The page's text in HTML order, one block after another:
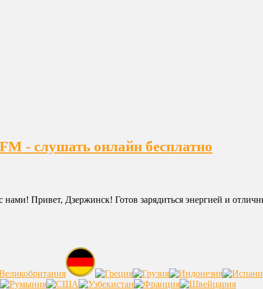
- слушать онлайн бесплатно
Привет, Дзержинск! Готов зарядиться энергией и